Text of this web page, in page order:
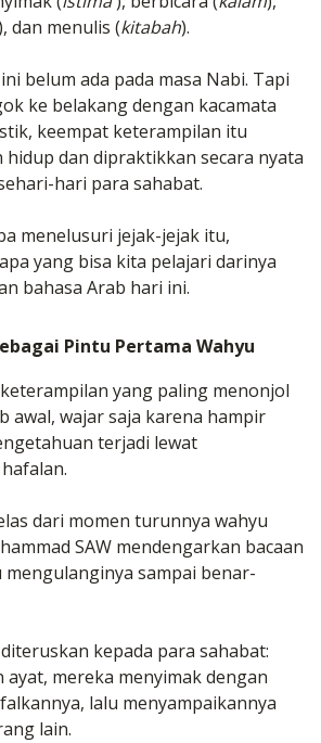
dan menulis (kitabah).
belum ada pada masa Nabi. Tapi
ke belakang dengan kacamata
keempat keterampilan itu
hidup dan dipraktikkan secara nyata
hari para sahabat.
menelusuri jejak-jejak itu,
yang bisa kita pelajari darinya
bahasa Arab hari ini.
Pintu Pertama Wahyu
yang paling menonjol
awal, wajar saja karena hampir
terjadi lewat
dari momen turunnya wahyu
SAW mendengarkan bacaan
mengulanginya sampai benar-
kepada para sahabat:
ayat, mereka menyimak dengan
lalu menyampaikannya
lain.